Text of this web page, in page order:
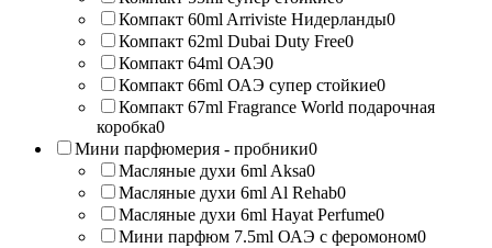
Компакт 60ml Arriviste Нидерланды0
Компакт 62ml Dubai Duty Free0
Компакт 64ml ОАЭ0
Компакт 66ml ОАЭ супер стойкие0
Компакт 67ml Fragrance World подарочная
коробка0
Мини парфюмерия - пробники0
Масляные духи 6ml Aksa0
Масляные духи 6ml Al Rehab0
Масляные духи 6ml Hayat Perfume0
Мини парфюм 7.5ml ОАЭ с феромоном0